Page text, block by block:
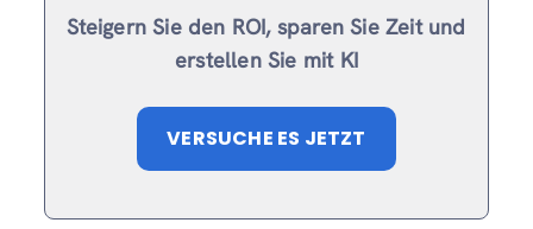
Steigern Sie den ROI, sparen Sie Zeit und
erstellen Sie mit KI
VERSUCHE ES JETZT